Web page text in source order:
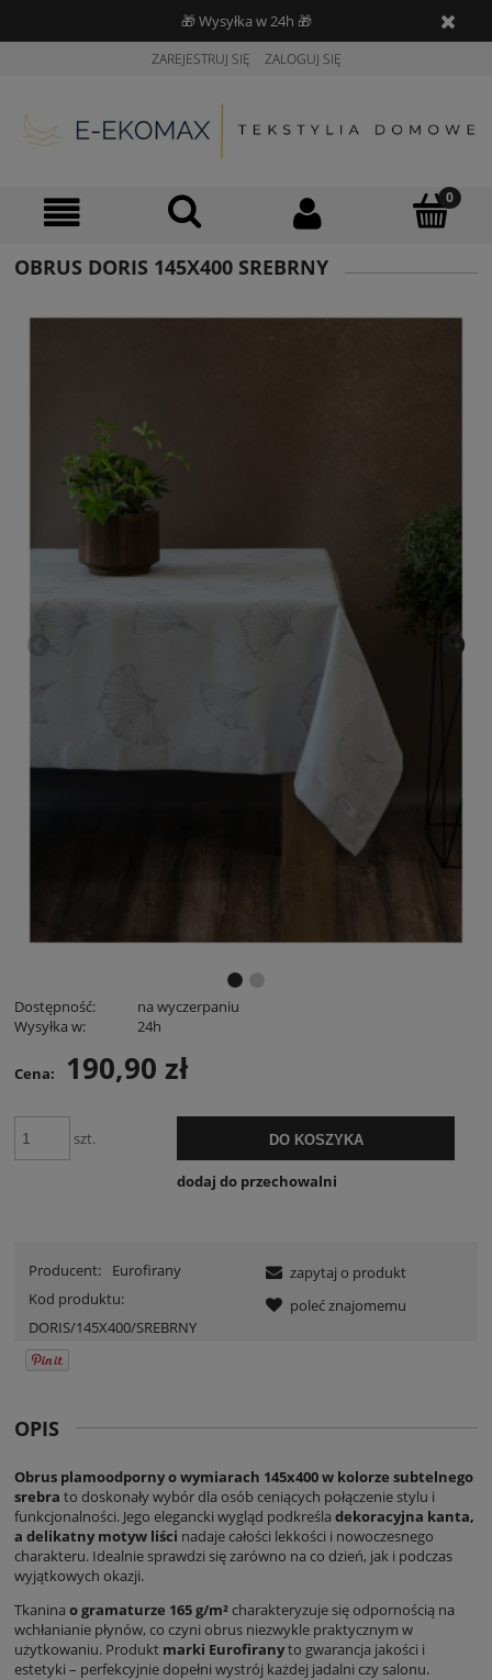
🎁 Wysyłka w 24h 🎁
ZAREJESTRUJ SIĘ ZALOGUJ SIĘ
OBRUS DORIS 145X400 SREBRNY
Dostępność:
na wyczerpaniu
Wysyłka w:
24h
Cena: 190,90 zł
szt. DO KOSZYKA
dodaj do przechowalni
Producent:
Eurofirany
Kod produktu:
DORIS/145X400/SREBRNY
zapytaj o produkt
poleć znajomemu
OPIS
Obrus plamoodporny o wymiarach 145x400 w kolorze subtelnego
srebra to doskonały wybór dla osób ceniących połączenie stylu i
funkcjonalności. Jego elegancki wygląd podkreśla dekoracyjna kanta,
a delikatny motyw liści nadaje całości lekkości i nowoczesnego
charakteru. Idealnie sprawdzi się zarówno na co dzień, jak i podczas
wyjątkowych okazji.
Tkanina o gramaturze 165 g/m²charakteryzuje się odpornością na
wchłanianie płynów, co czyni obrus niezwykle praktycznym w
użytkowaniu. Produkt marki Eurofiranyto gwarancja jakości i
estetyki – perfekcyjnie dopełni wystrój każdej jadalni czy salonu.